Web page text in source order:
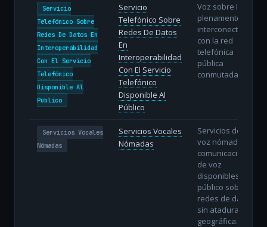
Servicio
Telefónico Sobre
Redes De Datos En
Interoperabilidad
Con El Servicio
Telefónico
Disponible Al
Público
Servicio
Telefónico Sobre
Redes De Datos
En
Interoperabilidad
Con El Servicio
Telefónico
Disponible Al
Público
Voz sobre IP
plenamente
interconectada
con la red
telefónica
pública
conmutada.
Servicios Vocales
Nómadas
Servicios Vocales
Nómadas
Servicios de
voz nómadas:
comunicaciones
de voz
disponibles al
público sobre
redes de datos
sin atadura
geográfica.